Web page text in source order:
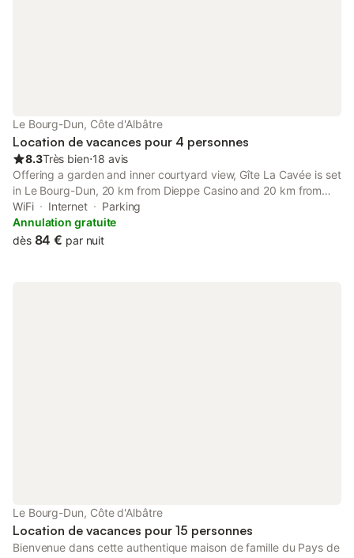
Le Bourg-Dun, Côte d'Albâtre
Location de vacances pour 4 personnes
8.3Très bien⋅18 avis
Offering a garden and inner courtyard view, Gîte La Cavée is set
in Le Bourg-Dun, 20 km from Dieppe Casino and 20 km from
Train Station of Dieppe. This beachfront property offers access
to free WiFi and free private parking.
WiFi Internet
Parking
Annulation gratuite
dès 84 € par nuit
Le Bourg-Dun, Côte d'Albâtre
Location de vacances pour 15 personnes
Bienvenue dans cette authentique maison de famille du Pays de